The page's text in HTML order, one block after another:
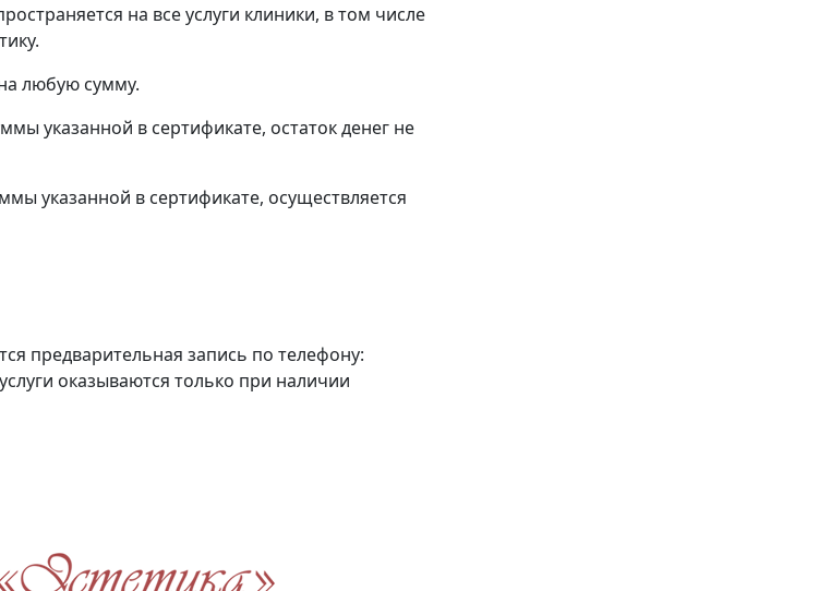
на все услуги клиники, в том числе
любую сумму.
указанной в сертификате, остаток денег не
указанной в сертификате, осуществляется
предварительная запись по телефону:
оказываются только при наличии